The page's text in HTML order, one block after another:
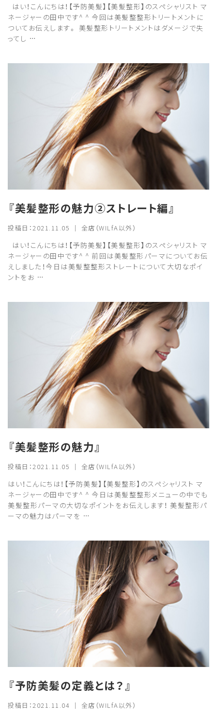
はい！こんにちは！【予防美髪】【美髪整形】のスペシャリスト マ
ネージャーの田中です^ ^ 今回は美髪整整形トリートメントに
ついてお伝えします。 美髪整形トリートメントはダメージで失
ってし …
『美髪整形の魅力②ストレート編』
投稿日：2021.11.05 ｜ 全店（WILfA以外）
はい！こんにちは！【予防美髪】【美髪整形】のスペシャリスト マ
ネージャーの田中です^ ^ 前回は美髪整形パーマについてお伝
えしました！今日は美髪整整形ストレートについて大切なポイ
ントをお …
『美髪整形の魅力』
投稿日：2021.11.05 ｜ 全店（WILfA以外）
はい！こんにちは！【予防美髪】【美髪整形】のスペシャリスト マ
ネージャーの田中です^ ^ 今日は美髪整整形メニューの中でも
美髪整形パーマの大切なポイントをお伝えします！ 美髪整形パ
ーマの魅力はパーマを …
『予防美髪の定義とは？』
投稿日：2021.11.04 ｜ 全店（WILfA以外）